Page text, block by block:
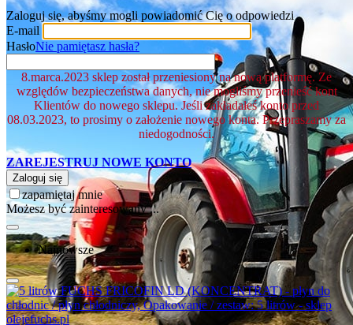
Zaloguj się, abyśmy mogli powiadomić Cię o odpowiedzi
E-mail
HasłoNie pamiętasz hasła?
8.marca.2023 sklep został przeniesiony na nową platformę. Ze
względów bezpieczeństwa danych, nie mogliśmy przenieść kont
Klientów do nowego sklepu. Jeśli zakładałeś konto przed
08.03.2023, to prosimy o założenie nowego konta. Przepraszamy za
niedogodności.
ZAREJESTRUJ NOWE KONTO
Zaloguj się
zapamiętaj mnie
Możesz być zainteresowany ...
Najnowsze